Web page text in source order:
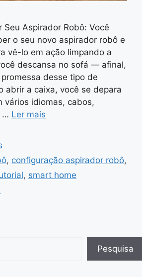
Seu Aspirador Robô: Você
o seu novo aspirador robô e
vê-lo em ação limpando a
descansa no sofá — afinal,
desse tipo de
abrir a caixa, você se depara
vários idiomas, cabos,
… Ler mais
, configuração aspirador robô,
, smart home
Pesquisa